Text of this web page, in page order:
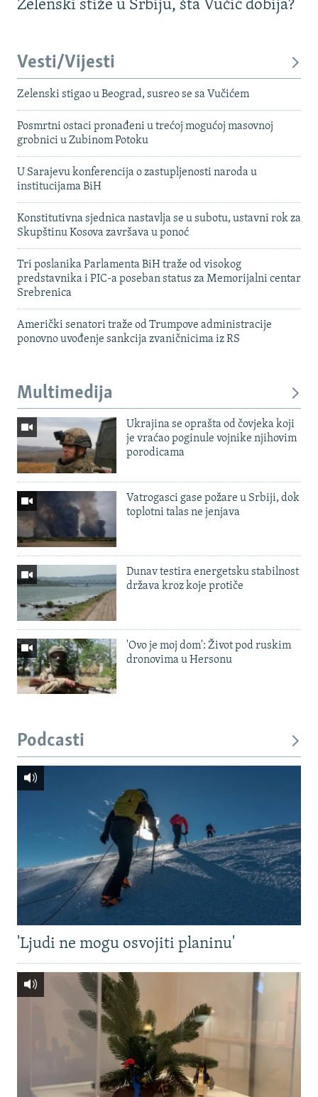
Zelenski stiže u Srbiju, šta Vučić dobija?
Vesti/Vijesti
Zelenski stigao u Beograd, susreo se sa Vučićem
Posmrtni ostaci pronađeni u trećoj mogućoj masovnoj
grobnici u Zubinom Potoku
U Sarajevu konferencija o zastupljenosti naroda u
institucijama BiH
Konstitutivna sjednica nastavlja se u subotu, ustavni rok za
Skupštinu Kosova završava u ponoć
Tri poslanika Parlamenta BiH traže od visokog
predstavnika i PIC-a poseban status za Memorijalni centar
Srebrenica
Američki senatori traže od Trumpove administracije
ponovno uvođenje sankcija zvaničnicima iz RS
Multimedija
Ukrajina se oprašta od čovjeka koji
je vraćao poginule vojnike njihovim
porodicama
Vatrogasci gase požare u Srbiji, dok
toplotni talas ne jenjava
Dunav testira energetsku stabilnost
država kroz koje protiče
'Ovo je moj dom': Život pod ruskim
dronovima u Hersonu
Podcasti
'Ljudi ne mogu osvojiti planinu'